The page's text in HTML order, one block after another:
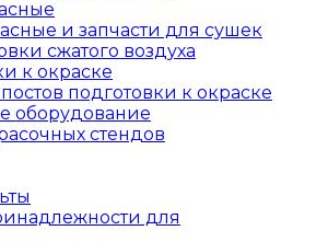
и запчасти для сушек
сжатого воздуха
к окраске
подготовки к окраске
оборудование
стендов
для